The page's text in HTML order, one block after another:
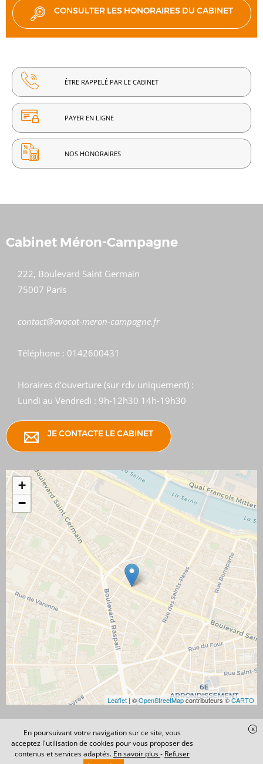
CONSULTER LES HONORAIRES DU CABINET
ÊTRE RAPPELÉ PAR LE CABINET
PAYER EN LIGNE
NOS HONORAIRES
Cabinet Méron-Campagne
222, Boulevard Saint Germain
75007 Paris
​​​​​​​contact@avocat-meron-campagne.fr
Téléphone : 0142600431
Horaires d'ouverture (sur rdv uniquement) :
Lundi au Vendredi : 9h-12h30 14h-19h30
JE CONTACTE LE CABINET
+
−
Leaflet | ©OpenStreetMapcontributeurs ©CARTO
Site réalisé avec
Digital Avocat
Accès
administration
Confidentialité
Conditions
Générales
En poursuivant votre navigation sur ce site, vous
acceptez l'utilisation de cookies pour vous proposer des
contenus et services adaptés. En savoir plus- Refuser
x